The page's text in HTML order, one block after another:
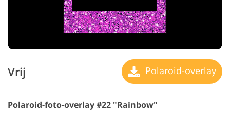
Vrij Polaroid-overlay
Polaroid-foto-overlay #22 "Rainbow"